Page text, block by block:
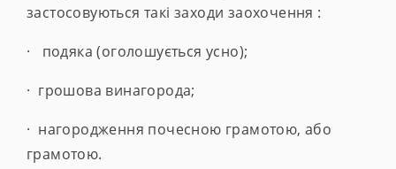
застосовуються такі заходи заохочення :
· подяка (оголошується усно);
· грошова винагорода;
· нагородження почесною грамотою, або
грамотою.